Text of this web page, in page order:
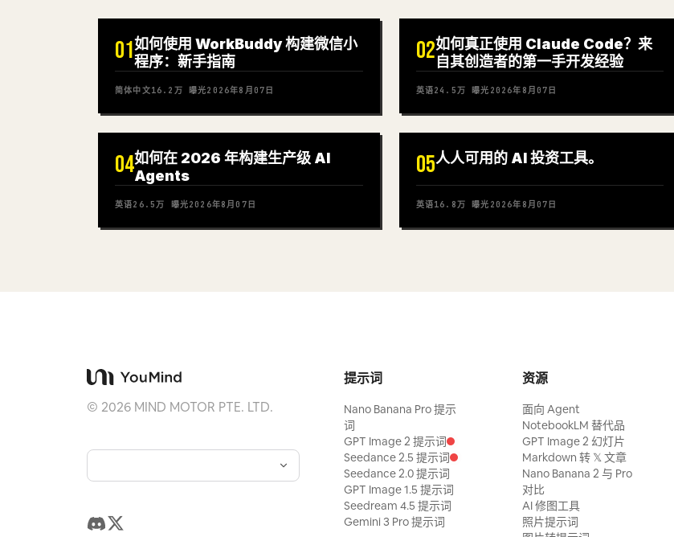
01如何使用 WorkBuddy 构建微信小
程序：新手指南
简体中文16.2万 曝光2026年8月07日
02如何真正使用 Claude Code？来
自其创造者的第一手开发经验
英语24.5万 曝光 2026年8月07日
04如何在 2026 年构建生产级 AI
Agents
英语26.5万 曝光2026年8月07日
05人人可用的 AI 投资工具。
英语16.8万 曝光 2026年8月07日
© 2026MIND MOTOR PTE. LTD.
提示词
Nano Banana Pro 提示
词
GPT Image 2 提示词
Seedance 2.5 提示词
Seedance 2.0 提示词
GPT Image 1.5 提示词
Seedream 4.5 提示词
Gemini 3 Pro 提示词
资源
面向 Agent
NotebookLM 替代品
GPT Image 2 幻灯片
Markdown 转 𝕏 文章
Nano Banana 2 与 Pro
对比
AI 修图工具
照片提示词